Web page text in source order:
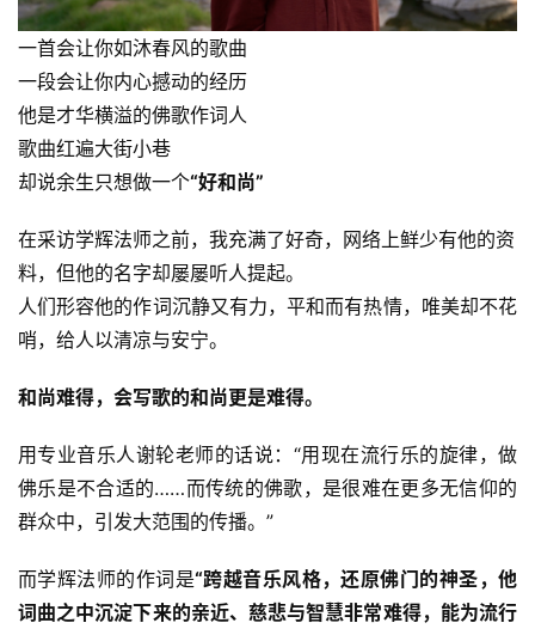
一首会让你如沐春风的歌曲
一段会让你内心撼动的经历
他是才华横溢的佛歌作词人
歌曲红遍大街小巷
却说余生只想做一个“好和尚”
在采访学辉法师之前，我充满了好奇，网络上鲜少有他的资
料，但他的名字却屡屡听人提起。
人们形容他的作词沉静又有力，平和而有热情，唯美却不花
哨，给人以清凉与安宁。
和尚难得，会写歌的和尚更是难得。
用专业音乐人谢轮老师的话说：“用现在流行乐的旋律，做
佛乐是不合适的……而传统的佛歌，是很难在更多无信仰的
群众中，引发大范围的传播。”
而学辉法师的作词是“跨越音乐风格，还原佛门的神圣，他
词曲之中沉淀下来的亲近、慈悲与智慧非常难得，能为流行